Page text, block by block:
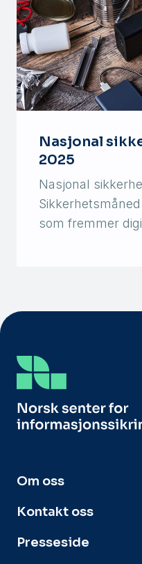
Nasjonal
2025
Nasjonal
som fremmer
Om oss
Kontakt oss
Presseside